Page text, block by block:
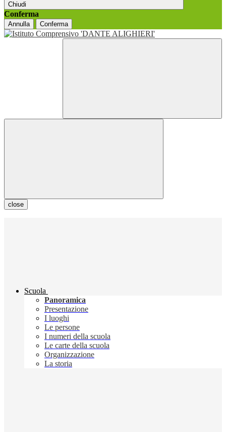
Chiudi
Conferma
Annulla Conferma
close
Scuola
Panoramica
Presentazione
I luoghi
Le persone
I numeri della scuola
Le carte della scuola
Organizzazione
La storia